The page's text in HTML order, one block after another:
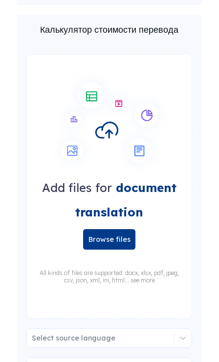
Калькулятор стоимости перевода
Add files for document
translation
Browse files
All kinds of files are supported: docx, xlsx, pdf, jpeg,
csv, json, xml, ini, html... see more
Select source language